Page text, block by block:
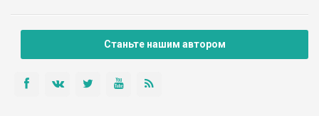
Станьте нашим автором